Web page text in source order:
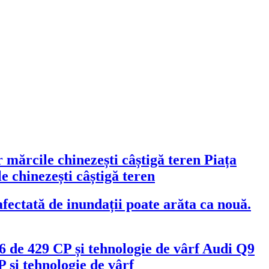
Piața
chinezești câștigă teren
de inundații poate arăta ca nouă.
Audi Q9
și tehnologie de vârf